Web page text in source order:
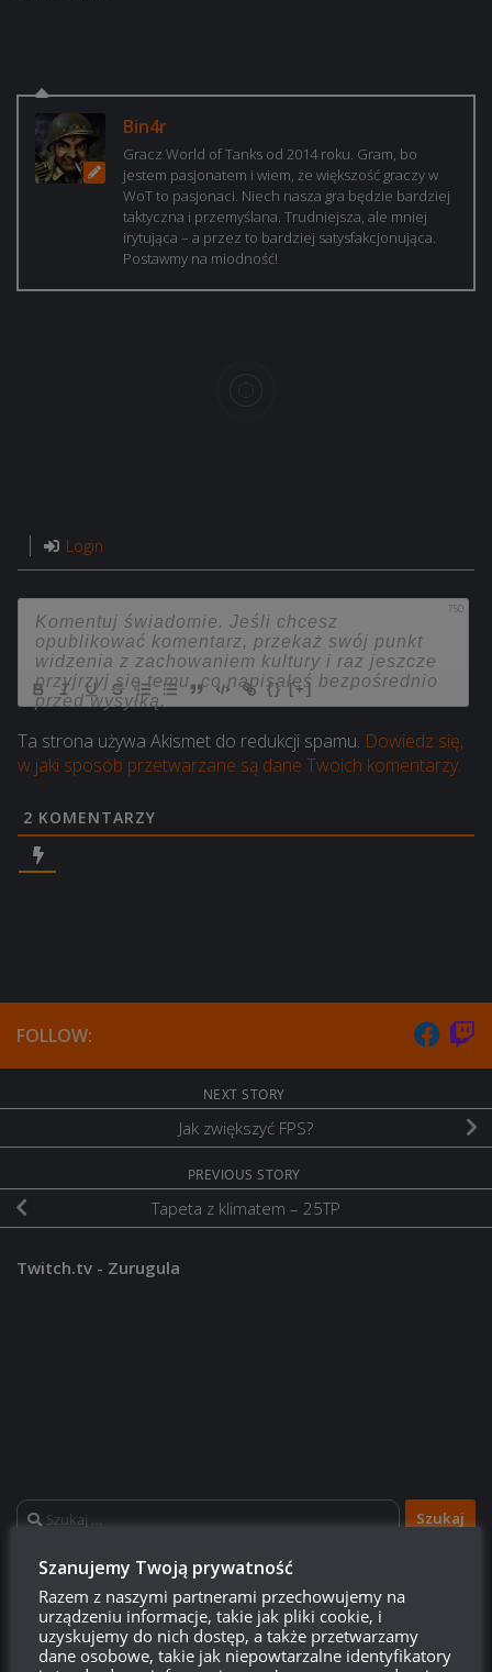
Bin4r
Gracz World of Tanks od 2014 roku. Gram, bo
jestem pasjonatem i wiem, że większość graczy w
WoT to pasjonaci. Niech nasza gra będzie bardziej
taktyczna i przemyślana. Trudniejsza, ale mniej
irytująca – a przez to bardziej satysfakcjonująca.
Postawmy na miodność!
Login
750
{} [+]
Ta strona używa Akismet do redukcji spamu. Dowiedz się,
w jaki sposób przetwarzane są dane Twoich komentarzy.
2 KOMENTARZY
FOLLOW:
NEXT STORY
Jak zwiększyć FPS?
PREVIOUS STORY
Tapeta z klimatem – 25TP
Twitch.tv - Zurugula
Szukaj:
LOGOWANIE
Zarejestruj się
Szanujemy Twoją prywatność
Razem z naszymi partnerami przechowujemy na
urządzeniu informacje, takie jak pliki cookie, i
uzyskujemy do nich dostęp, a także przetwarzamy
dane osobowe, takie jak niepowtarzalne identyfikatory